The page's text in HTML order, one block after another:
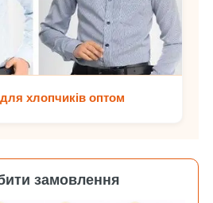
хлопчиків оптом
замовлення